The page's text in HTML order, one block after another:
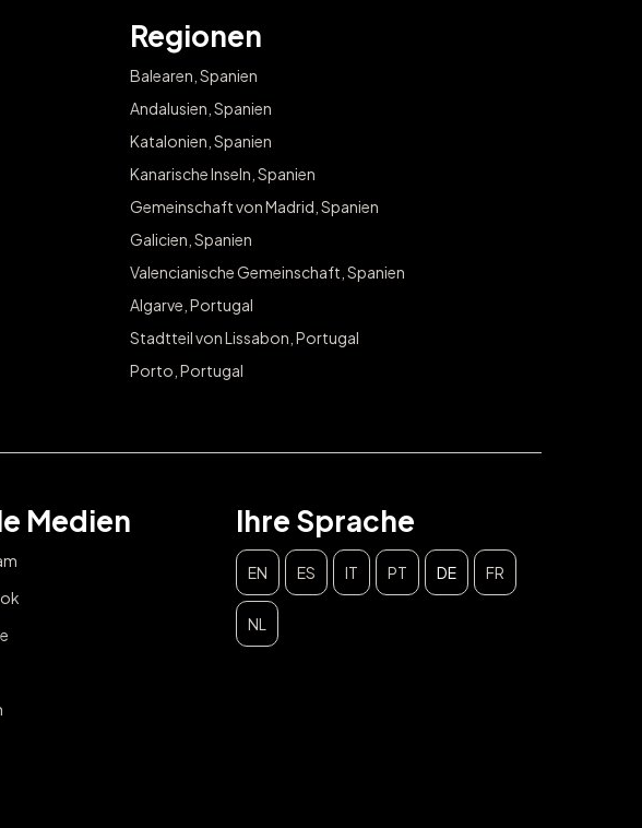
Regionen
Balearen, Spanien
Andalusien, Spanien
Katalonien, Spanien
Kanarische Inseln, Spanien
Gemeinschaft von Madrid, Spanien
Galicien, Spanien
Valencianische Gemeinschaft, Spanien
Algarve, Portugal
Stadtteil von Lissabon, Portugal
Porto, Portugal
Medien Ihre Sprache
EN ES IT PT DE FR
NL